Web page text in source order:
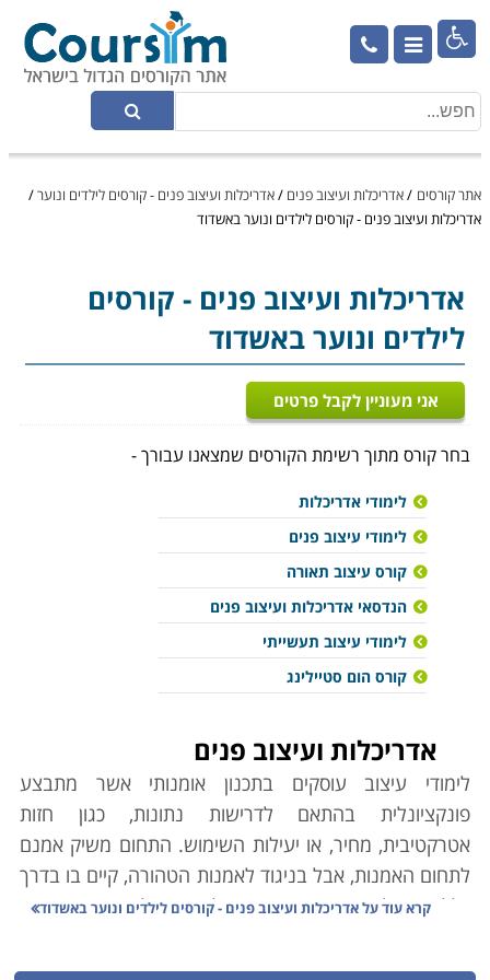

אתר קורסים /אדריכלות ועיצוב פנים /אדריכלות ועיצוב פנים - קורסים לילדים ונוער/
אדריכלות ועיצוב פנים - קורסים לילדים ונוער באשדוד
אדריכלות ועיצוב פנים - קורסים
לילדים ונוער באשדוד
אני מעוניין לקבל פרטים
בחר קורס מתוך רשימת הקורסים שמצאנו עבורך -
לימודי אדריכלות
לימודי עיצוב פנים
קורס עיצוב תאורה
הנדסאי אדריכלות ועיצוב פנים
לימודי עיצוב תעשייתי
קורס הום סטיילינג
אדריכלות ועיצוב פנים
לימודי עיצוב עוסקים בתכנון אומנותי אשר מתבצע
פונקציונלית בהתאם לדרישות נתונות, כגון חזות
אטרקטיבית, מחיר, או יעילות השימוש. התחום משיק אמנם
לתחום האמנות, אבל בניגוד לאמנות הטהורה, קיים בו בדרך
כלל צורך להתאים את התוצרים לדרישות לקוח, תוך שימוש
כמו האמנות, העיצוב עושה שימוש במסרים אסתטיים
קרא עוד עלאדריכלות ועיצוב פנים - קורסים לילדים ונוער באשדוד